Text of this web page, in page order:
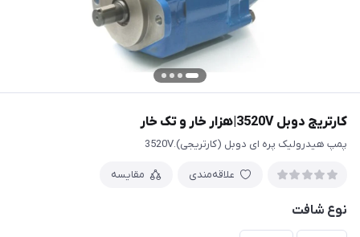
کارتریج دوبل 3520V|هزار خار و تک خار
پمپ هیدرولیک پره ای دوبل (کارتریجی).3520V
علاقه‌مندی مقایسه
نوع شافت